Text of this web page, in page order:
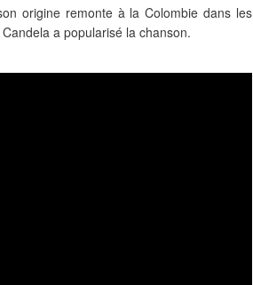
origine remonte à la Colombie dans les
a popularisé la chanson.